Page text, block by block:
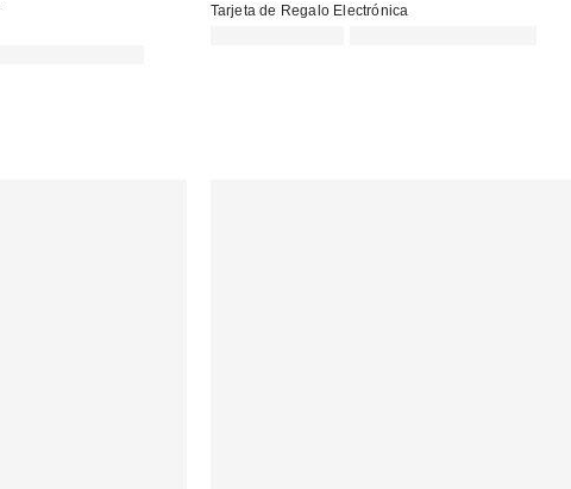
Tarjeta de Regalo Electrónica